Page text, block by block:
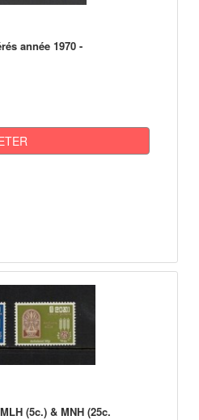
année 1970 -
(5c.) & MNH (25c.